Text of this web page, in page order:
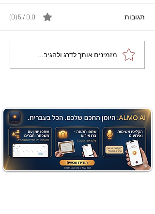
מתכון מנצח עוגת מייפל
שוקולד בחושה וקלה - זיוה
תגובות 0.0 / 5 ‏(0)
מזמינים אותך לדרג ולהגיב...